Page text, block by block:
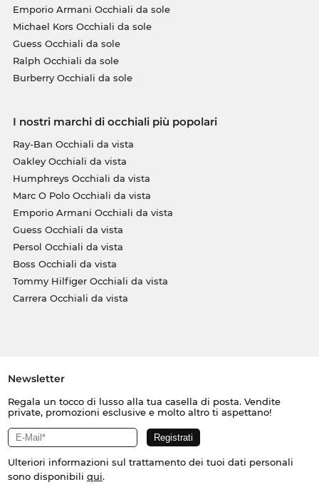
Emporio Armani Occhiali da sole
Michael Kors Occhiali da sole
Guess Occhiali da sole
Ralph Occhiali da sole
Burberry Occhiali da sole
I nostri marchi di occhiali più popolari
Ray-Ban Occhiali da vista
Oakley Occhiali da vista
Humphreys Occhiali da vista
Marc O Polo Occhiali da vista
Emporio Armani Occhiali da vista
Guess Occhiali da vista
Persol Occhiali da vista
Boss Occhiali da vista
Tommy Hilfiger Occhiali da vista
Carrera Occhiali da vista
Newsletter
Regala un tocco di lusso alla tua casella di posta. Vendite
private, promozioni esclusive e molto altro ti aspettano!
Ulteriori informazioni sul trattamento dei tuoi dati personali
sono disponibili qui.